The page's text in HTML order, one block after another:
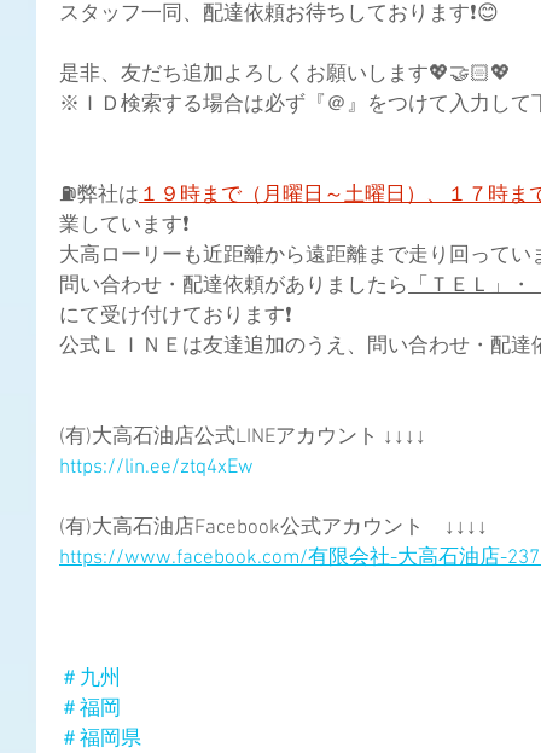
スタッフ一同、配達依頼お待ちしております❗😊
是非、友だち追加よろしくお願いします💖🤝🏻💖
※ＩＤ検索する場合は必ず『＠』をつけて入力して
⛽弊社は １９時まで（月曜日～土曜日）、１７時ま
業しています❗
大高ローリーも近距離から遠距離まで走り回ってい
問い合わせ・配達依頼がありましたら 「ＴＥＬ」
にて受け付けております❗
公式ＬＩＮＥは友達追加のうえ、問い合わせ・配
(有)大高石油店公式LINEアカウント ↓↓↓↓
https://lin.ee/ztq4xEw
(有)大高石油店Facebook公式アカウント　↓↓↓↓
https://www.facebook.com/有限会社-大高石油店-
＃九州
＃福岡
＃福岡県